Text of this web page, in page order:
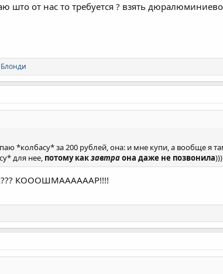
што от нас то требуется ? взять
*колбасу* за 200 рублей, она: и мне купи, а вообще я
для нее, потому какзавтраона даже не позвонила)))
КОООШМААААААР!!!!